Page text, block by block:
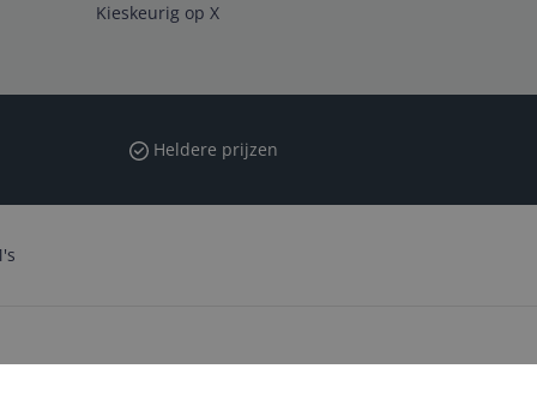
Kieskeurig op X
Heldere prijzen